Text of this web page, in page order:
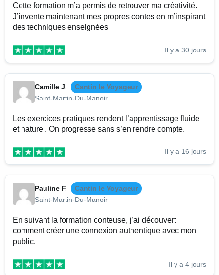
Cette formation m’a permis de retrouver ma créativité.
J’invente maintenant mes propres contes en m’inspirant
des techniques enseignées.
Il y a 30 jours
Camille J.
Cantin le Voyageur
Saint-Martin-Du-Manoir
Les exercices pratiques rendent l’apprentissage fluide
et naturel. On progresse sans s’en rendre compte.
Il y a 16 jours
Pauline F.
Cantin le Voyageur
Saint-Martin-Du-Manoir
En suivant la formation conteuse, j’ai découvert
comment créer une connexion authentique avec mon
public.
Il y a 4 jours